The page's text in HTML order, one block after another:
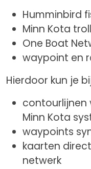
Humminbird
Minn Kota
One Boat
waypoint en
Hierdoor kun je
Minn Kota
waypoints
kaarten
netwerk